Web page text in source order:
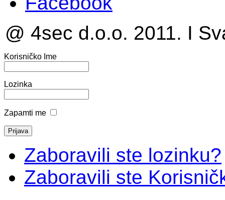
@ 4sec d.o.o. 2011. I
Korisničko Ime
Lozinka
Zapamti me
Zaboravili ste lozinku?
Zaboravili ste